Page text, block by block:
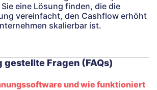
eine Lösung finden, die die
vereinfacht, den Cashflow erhöht
skalierbar ist.
gestellte Fragen (FAQs)
und wie funktioniert